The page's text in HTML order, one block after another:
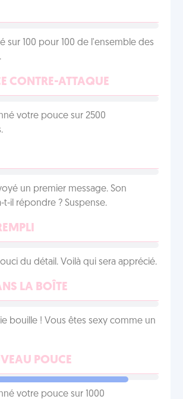
sur 100 pour 100 de l'ensemble des
CONTRE-ATTAQUE
votre pouce sur 2500
un premier message. Son
t-il répondre ? Suspense.
du détail. Voilà qui sera apprécié.
LA BOÎTE
bouille ! Vous êtes sexy comme un
POUCE
votre pouce sur 1000